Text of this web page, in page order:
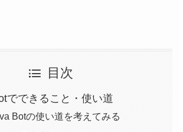
目次
でできること・使い道
Botの使い道を考えてみる